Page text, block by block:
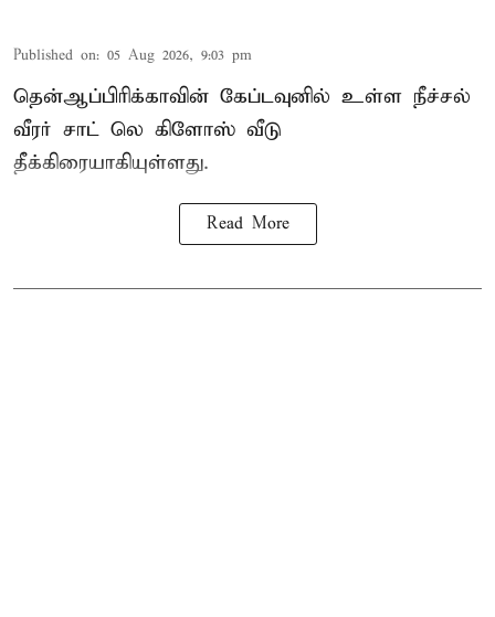
Published on: 05 Aug 2026, 9:03 pm
தென்ஆப்பிரிக்காவின் கேப்டவுனில் உள்ள நீச்சல்
வீரர் சாட் லெ கிளோஸ் வீடு
தீக்கிரையாகியுள்ளது.
Read More